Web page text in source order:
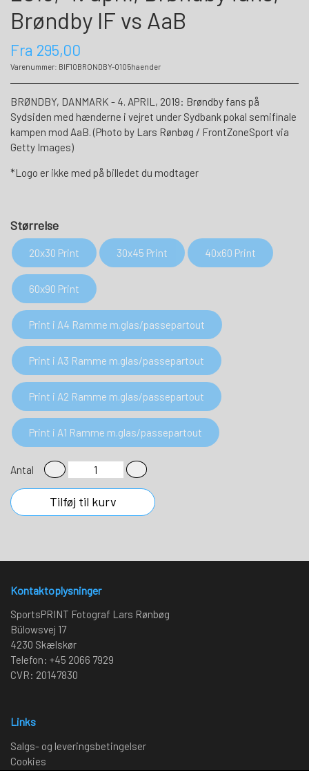
Brøndby IF vs AaB
Fra 295,00
Varenummer: BIF10BRONDBY-0105haender
BRØNDBY, DANMARK - 4. APRIL, 2019: Brøndby fans på
Sydsiden med hænderne i vejret under Sydbank pokal semifinale
kampen mod AaB. (Photo by Lars Rønbøg / FrontZoneSport via
Getty Images)
*Logo er ikke med på billedet du modtager
Størrelse
20x30 Print 30x45 Print 40x60 Print
60x90 Print
Print i A4 Ramme m.glas/passepartout
Print i A3 Ramme m.glas/passepartout
Print i A2 Ramme m.glas/passepartout
Print i A1 Ramme m.glas/passepartout
Antal
Tilføj til kurv
Kontaktoplysninger
SportsPRINT Fotograf Lars Rønbøg
Bülowsvej 17
4230 Skælskør
Telefon: +45 2066 7929
CVR: 20147830
Links
Salgs- og leveringsbetingelser
Cookies